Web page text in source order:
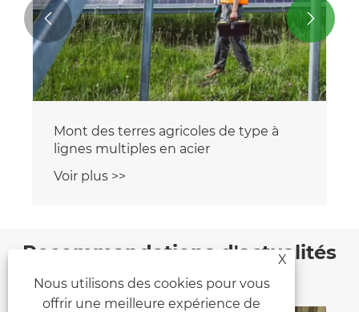
Mont des terres agricoles de type à
lignes multiples en acier
Voir plus >>
 
Recommandations d'actualités
X
Nous utilisons des cookies pour vous
offrir une meilleure expérience de